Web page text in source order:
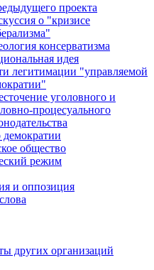
проекта
о "кризисе
консерватизма
идея
легитимации "управляемой
уголовного и
процесуального
демократии
общество
режим
и оппозиция
других организаций